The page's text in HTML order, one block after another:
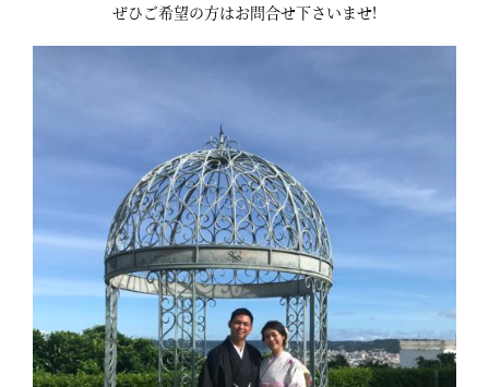
ぜひご希望の方はお問合せ下さいませ!